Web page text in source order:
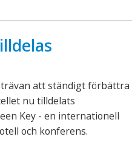
att ständigt förbättra
nu tilldelats
Key - en internationell
och konferens.